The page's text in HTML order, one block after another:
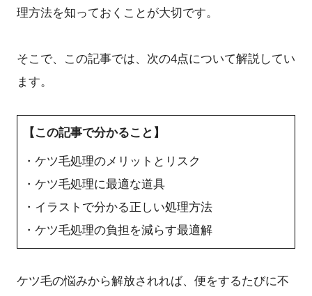
理方法を知っておくことが大切です。
そこで、この記事では、次の4点について解説してい
ます。
【この記事で分かること】
・ケツ毛処理のメリットとリスク
・ケツ毛処理に最適な道具
・イラストで分かる正しい処理方法
・ケツ毛処理の負担を減らす最適解
ケツ毛の悩みから解放されれば、便をするたびに不